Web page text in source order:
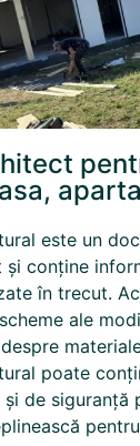
este un
conține
în trecut.
ale
poate
de siguranță